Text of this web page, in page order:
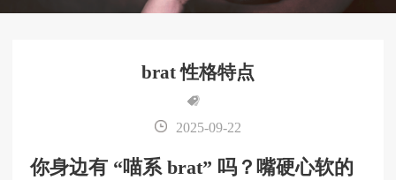
brat 性格特点
2025-09-22
你身边有 “喵系 brat” 吗？嘴硬心软的